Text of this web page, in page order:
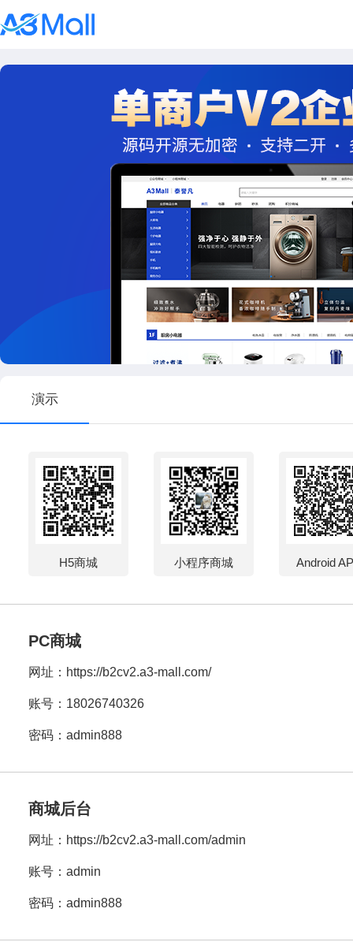
演示
H5商城 小程序商城 Android
PC商城
网址： https://b2cv2.a3-mall.com/
账号：18026740326
密码：admin888
商城后台
网址： https://b2cv2.a3-mall.com/admin
账号：admin
密码：admin888